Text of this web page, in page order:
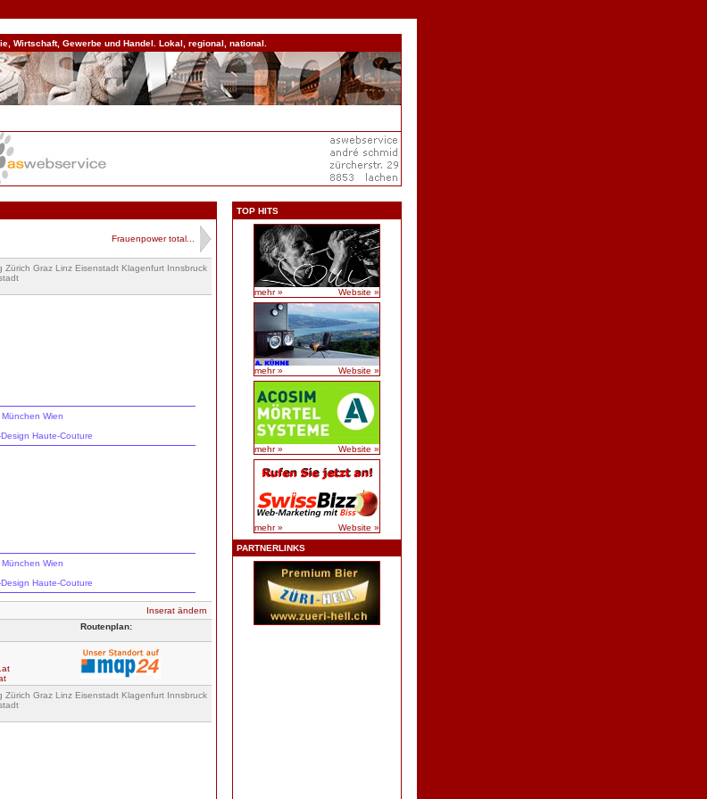
Wirtschaft, Gewerbe und Handel. Lokal, regional, national.
Frauenpower total...
Graz Linz Eisenstadt Klagenfurt Innsbruck
München Wien
Design Haute-Couture
München Wien
Design Haute-Couture
Inserat ändern
Routenplan:
Graz Linz Eisenstadt Klagenfurt Innsbruck
TOP HITS
mehr » Website »
mehr » Website »
mehr » Website »
mehr » Website »
PARTNERLINKS